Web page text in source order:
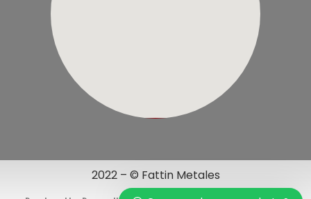
2022 – © Fattin Metales